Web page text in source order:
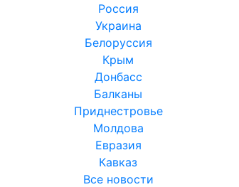
Россия
Украина
Белоруссия
Крым
Донбасс
Балканы
Приднестровье
Молдова
Евразия
Кавказ
Все новости